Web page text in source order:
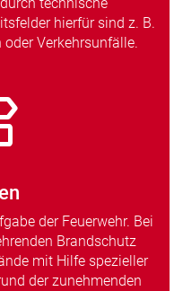
technische
hierfür sind z. B.
oder Verkehrsunfälle.
der Feuerwehr. Bei
Brandschutz
mit Hilfe spezieller
der zunehmenden